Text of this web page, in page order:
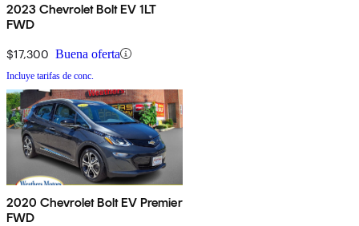
2023 Chevrolet Bolt EV 1LT
FWD
$17,300 Buena oferta
Incluye tarifas de conc.
2020 Chevrolet Bolt EV Premier
FWD